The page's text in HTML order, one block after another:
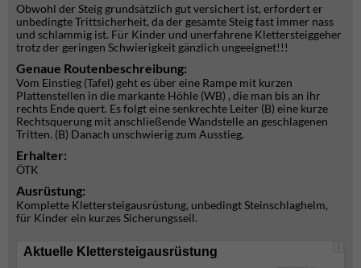
Obwohl der Steig grundsätzlich gut versichert ist, erfordert er
unbedingte Trittsicherheit, da der gesamte Steig fast immer nass
und schlammig ist. Für Kinder und unerfahrene Klettersteiggeher
trotz der geringen Schwierigkeit gänzlich ungeeignet!!!
Genaue Routenbeschreibung:
Vom Einstieg (Tafel) geht es über eine Rampe mit kurzen
Plattenstellen in die markante Höhle (WB) , die man bis an ihr
rechts Ende quert. Es folgt eine senkrechte Leiter (B) eine kurze
Rechtsquerung mit anschließende Wandstelle an geschlagenen
Tritten. (B) Danach unschwierig zum Ausstieg.
Erhalter:
ÖTK
Ausrüstung:
Komplette Klettersteigausrüstung, unbedingt Steinschlaghelm,
für Kinder ein kurzes Sicherungsseil.
i
Aktuelle Klettersteigausrüstung